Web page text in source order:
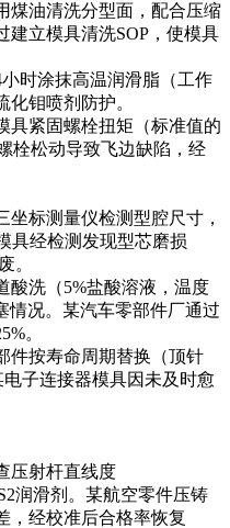
油清洗分型面，配合压缩
建立模具清洗SOP，使模具
时涂抹高温润滑脂（工作
钼喷剂防护。
紧固螺栓扭矩（标准值的
栓松动导致飞边缺陷，经
标测量仪检测型腔尺寸，
具经检测发现型芯磨损
。
洗（5%盐酸溶液，温度
况。某汽车零部件厂通过
。
按寿命周期替换（顶针
子连接器模具因未及时愈
射杆直线度
润滑剂。某航空零件压铸
，经校准后合格率恢复